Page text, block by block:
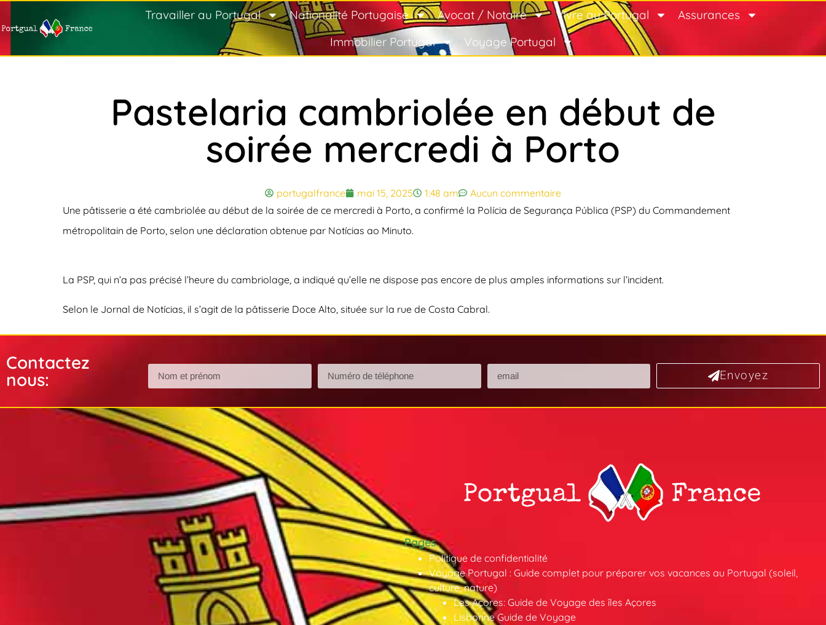
Travailler au Portugal Nationalité Portugaise Avocat / Notaire Vivre au Portugal
Assurances
Immobilier Portugal
Voyage Portugal
Pastelaria cambriolée en début de
soirée mercredi à Porto
portugalfrance mai 15, 2025 1:48 am
Aucun commentaire
Une pâtisserie a été cambriolée au début de la soirée de ce mercredi à Porto, a confirmé la Polícia de Segurança Pública (PSP) du Commandement
métropolitain de Porto, selon une déclaration obtenue par Notícias ao Minuto.
La PSP, qui n’a pas précisé l’heure du cambriolage, a indiqué qu’elle ne dispose pas encore de plus amples informations sur l’incident.
Selon le Jornal de Notícias , il s’agit de la pâtisserie Doce Alto, située sur la rue de Costa Cabral.
Contactez
nous:
Envoyez
Pages
Politique de confidentialité
Voyage Portugal : Guide complet pour préparer vos vacances au Portugal (soleil,
culture, nature)
Les Açores: Guide de Voyage des îles Açores
Lisbonne Guide de Voyage